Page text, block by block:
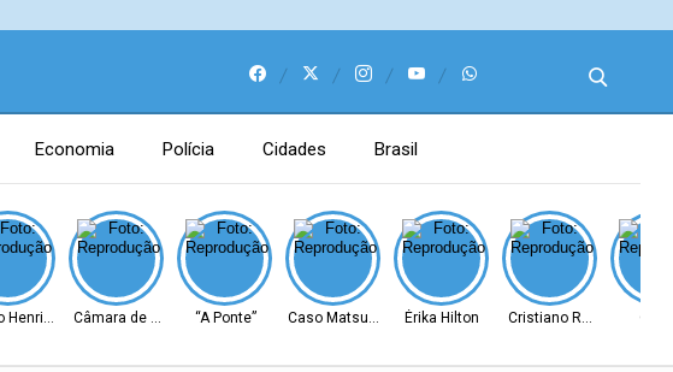
Economia Polícia Cidades Brasil
Henrique Câmara de Barreiras“A Ponte” Caso Matsunaga Érika Hilton Cristiano Ronaldo